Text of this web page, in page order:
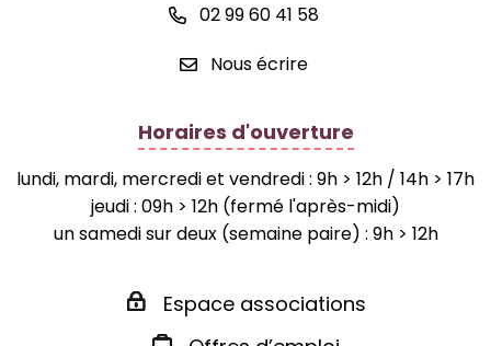
02 99 60 41 58
Nous écrire
Horaires d'ouverture
lundi, mardi, mercredi et vendredi : 9h > 12h / 14h > 17h
jeudi : 09h > 12h (fermé l'après-midi)
un samedi sur deux (semaine paire) : 9h > 12h
Espace associations